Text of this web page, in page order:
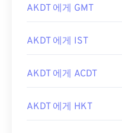
AKDT 에게 GMT
AKDT 에게 IST
AKDT 에게 ACDT
AKDT 에게 HKT